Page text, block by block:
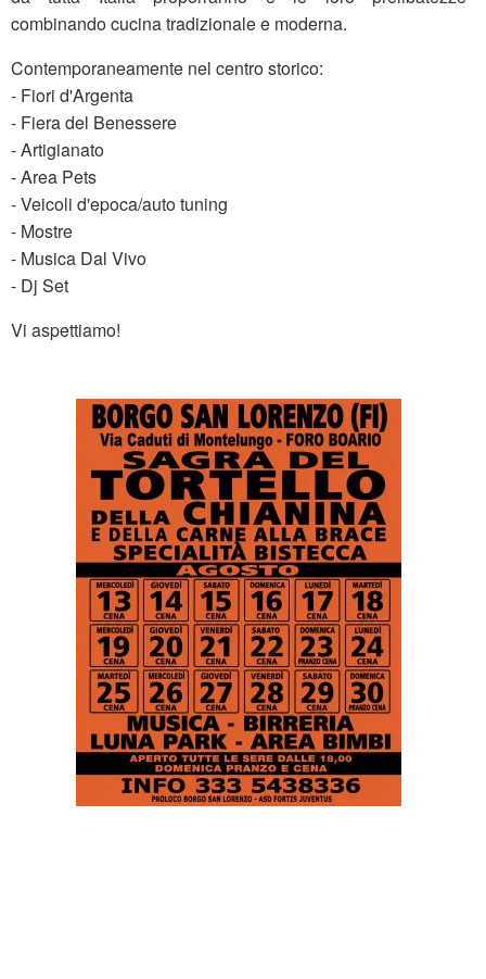
combinando cucina tradizionale e moderna.
Contemporaneamente nel centro storico:
- Fiori d'Argenta
- Fiera del Benessere
-Artigianato
-Area Pets
-Veicoli d'epoca/auto tuning
- Mostre
- Musica Dal Vivo
- Dj Set
Vi aspettiamo!